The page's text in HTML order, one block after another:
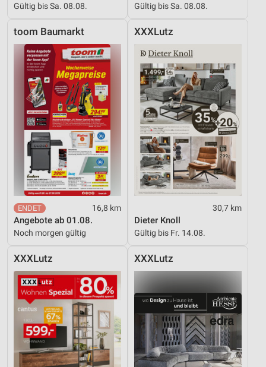
Gültig bis Sa. 08.08. Gültig bis Sa. 08.08.
toom Baumarkt
16,8 km
Angebote ab 01.08.
Noch morgen gültig
XXXLutz
30,7 km
Dieter Knoll
Gültig bis Fr. 14.08.
XXXLutz XXXLutz